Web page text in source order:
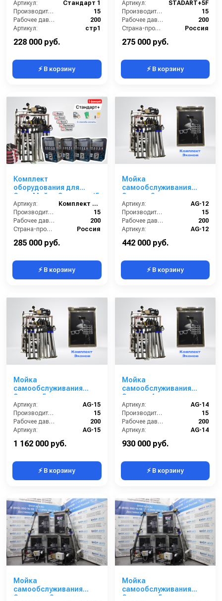
Артикул:
Стандарт 1
Производительность (л/мин):
15
Рабочее давление (бар):
200
Артикул:
стр1
228 000 руб.
⚡ В корзину
Артикул:
STADART+5F
Производительность (л/мин):
15
Рабочее давление (бар):
200
Страна-производитель:
Россия
275 000 руб.
⚡ В корзину
Комплект
оборудования для
СамоМойки Элеганс+ (5
функции)
Артикул:
Комплект оборудования для МСО
Производительность (л/мин):
15
Рабочее давление (бар):
200
Страна-производитель:
Россия
285 000 руб.
⚡ В корзину
Мойка
самообслуживания
Эконом 2 поста
Артикул:
AG-12
Производительность (л/мин):
15
Рабочее давление (бар):
200
Артикул:
AG-12
442 000 руб.
⚡ В корзину
Мойка
самообслуживания
Эконом 5 постов
Артикул:
AG-15
Производительность (л/мин):
15
Рабочее давление (бар):
200
Артикул:
AG-15
1 162 000 руб.
⚡ В корзину
Мойка
самообслуживания
Эконом 4 поста
Артикул:
AG-14
Производительность (л/мин):
15
Рабочее давление (бар):
200
Артикул:
AG-14
930 000 руб.
⚡ В корзину
Мойка
самообслуживания
Стандарт 3 поста
Мойка
самообслуживания
Стандарт 5 постов